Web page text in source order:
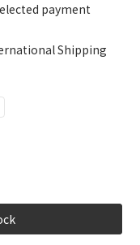
payment
Shipping